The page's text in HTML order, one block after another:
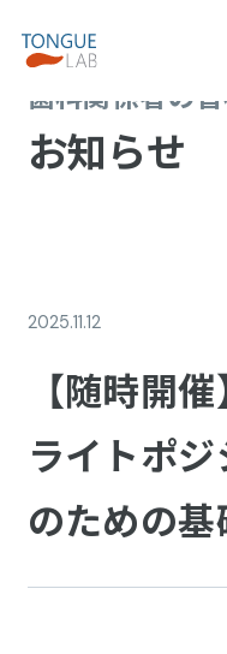
歯科関係者の
お知らせ
2025.11.12
【随時開
ライトポ
のための